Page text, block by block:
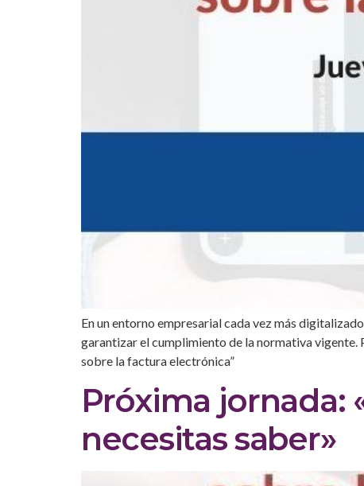
En un entorno empresarial cada vez más
garantizar el cumplimiento de la normativa vigente.
sobre la factura electrónica”
Próxima jornada:
necesitas saber»